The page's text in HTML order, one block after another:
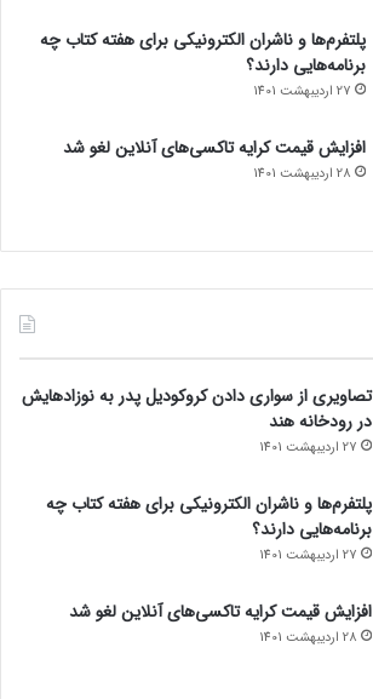
پلتفرم‌ها و ناشران الکترونیکی برای هفته کتاب چه
برنامه‌هایی دارند؟
27 اردیبهشت 1401
افزایش قیمت کرایه تاکسی‌های آنلاین لغو شد
28 اردیبهشت 1401
تصاویری از سواری دادن کروکودیل پدر به نوزادهایش
در رودخانه هند
27 اردیبهشت 1401
پلتفرم‌ها و ناشران الکترونیکی برای هفته کتاب چه
برنامه‌هایی دارند؟
27 اردیبهشت 1401
افزایش قیمت کرایه تاکسی‌های آنلاین لغو شد
28 اردیبهشت 1401